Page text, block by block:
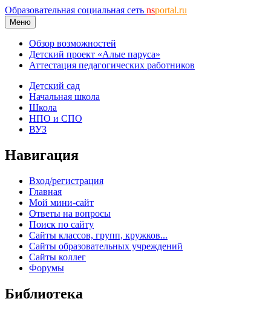
Образовательная социальная сеть nsportal.ru
Меню
Обзор возможностей
Детский проект «Алые паруса»
Аттестация педагогических работников
Детский сад
Начальная школа
Школа
НПО и СПО
ВУЗ
Навигация
Вход/регистрация
Главная
Мой мини-сайт
Ответы на вопросы
Поиск по сайту
Сайты классов, групп, кружков...
Сайты образовательных учреждений
Сайты коллег
Форумы
Библиотека